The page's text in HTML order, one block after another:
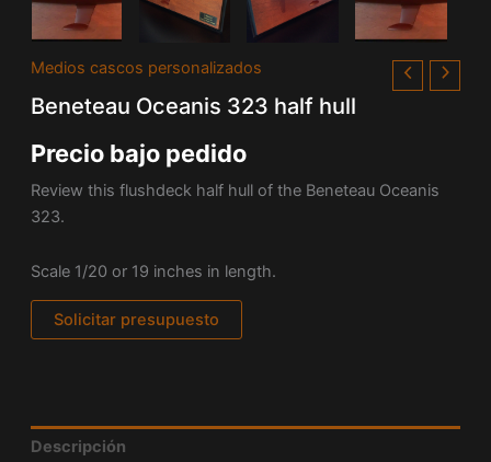
Medios cascos personalizados
Beneteau Oceanis 323 half hull
Precio bajo pedido
Review this flushdeck half hull of the Beneteau Oceanis
323.
Scale 1/20 or 19 inches in length.
Solicitar presupuesto
Descripción